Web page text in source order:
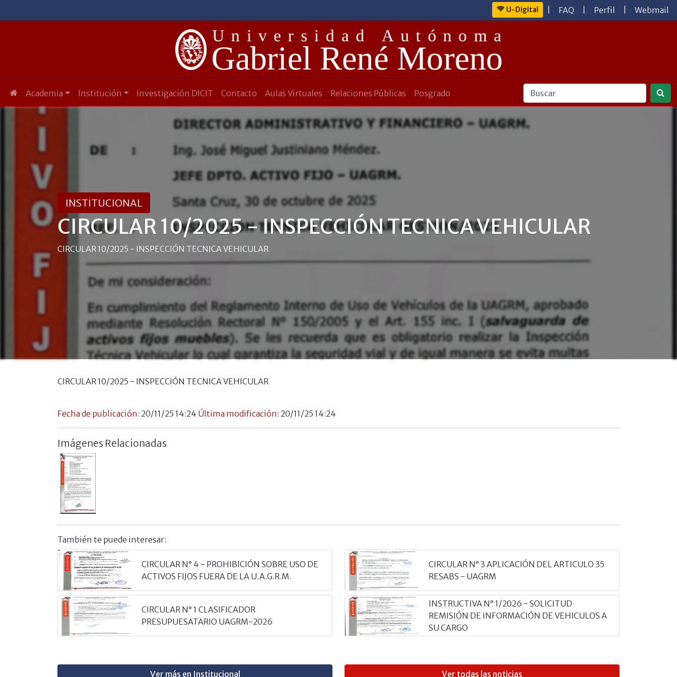
U-Digital FAQ Perfil Webmail
Academia Institución Investigación DICIT Contacto Aulas Virtuales Relaciones Públicas Posgrado
INSTITUCIONAL
CIRCULAR 10/2025 - INSPECCIÓN TECNICA VEHICULAR
CIRCULAR 10/2025 - INSPECCIÓN TECNICA VEHICULAR
CIRCULAR 10/2025 - INSPECCIÓN TECNICA VEHICULAR
Fecha de publicación: 20/11/25 14:24 Última modificación: 20/11/25 14:24
Imágenes Relacionadas
También te puede interesar:
CIRCULAR N° 4 - PROHIBICIÓN SOBRE USO DE
ACTIVOS FIJOS FUERA DE LA U.A.G.R.M.
CIRCULAR N° 3 APLICACIÓN DEL ARTICULO 35
RESABS - UAGRM
CIRCULAR N° 1 CLASIFICADOR
PRESUPUESATARIO UAGRM-2026
INSTRUCTIVA N° 1/2026 - SOLICITUD
REMISIÓN DE INFORMACIÓN DE VEHICULOS A
SU CARGO
Ver más en Institucional Ver todas las noticias